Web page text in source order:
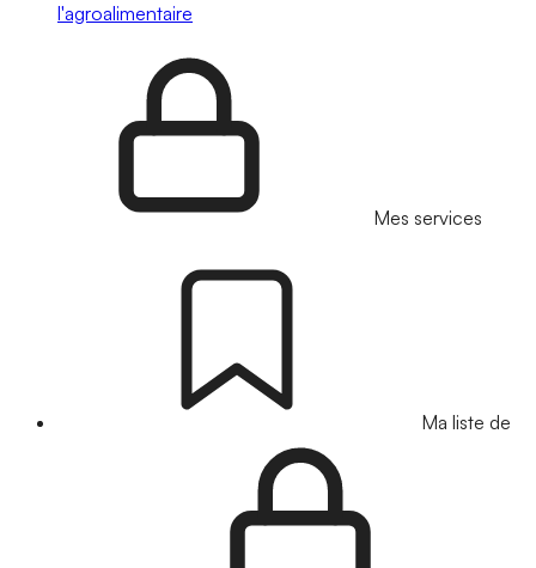
l'agroalimentaire
Mes services
Ma liste de